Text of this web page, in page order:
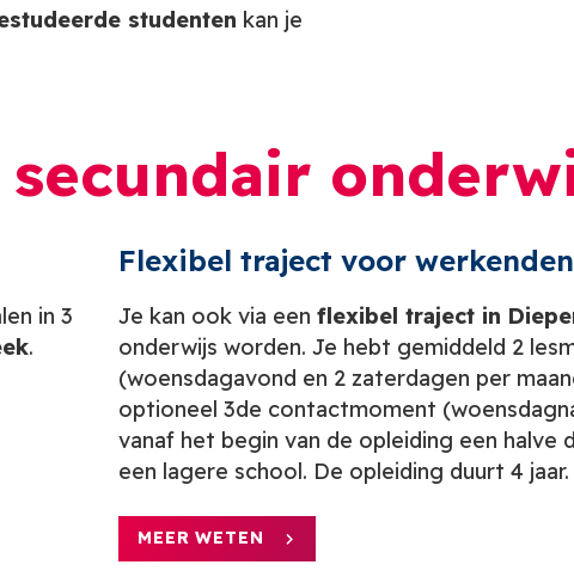
studenten kan je
in 3
.
Flexibel traject voor
Je kan ook via een flexibel traject in
onderwijs worden. Je hebt gemiddeld 2
(woensdagavond en 2 zaterdagen per
optioneel 3de contactmoment
vanaf het begin van de opleiding een halve
een lagere school. De opleiding duurt 4 jaar.
MEER WETEN